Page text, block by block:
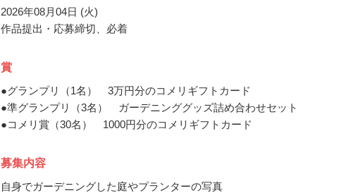
2026年08月04日 (火)
作品提出・応募締切、必着
賞
●グランプリ（1名） 3万円分のコメリギフトカード
●準グランプリ（3名） ガーデニンググッズ詰め合わせセット
●コメリ賞（30名） 1000円分のコメリギフトカード
募集内容
自身でガーデニングした庭やプランターの写真